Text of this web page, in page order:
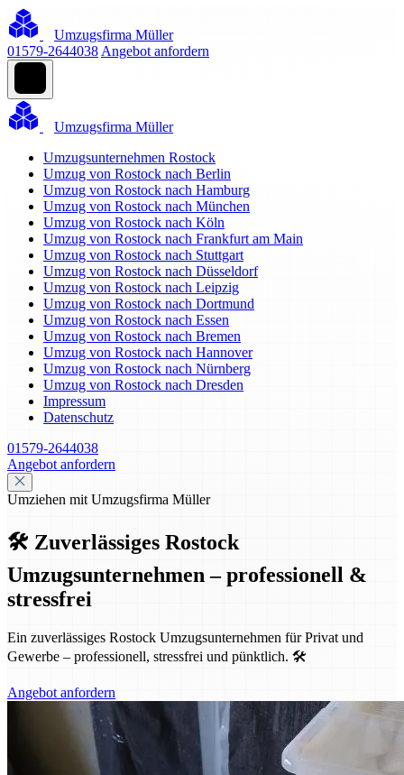
Umzugsfirma Müller
01579-2644038 Angebot anfordern
Umzugsfirma Müller
Umzugsunternehmen Rostock
Umzug von Rostock nach Berlin
Umzug von Rostock nach Hamburg
Umzug von Rostock nach München
Umzug von Rostock nach Köln
Umzug von Rostock nach Frankfurt am Main
Umzug von Rostock nach Stuttgart
Umzug von Rostock nach Düsseldorf
Umzug von Rostock nach Leipzig
Umzug von Rostock nach Dortmund
Umzug von Rostock nach Essen
Umzug von Rostock nach Bremen
Umzug von Rostock nach Hannover
Umzug von Rostock nach Nürnberg
Umzug von Rostock nach Dresden
Impressum
Datenschutz
01579-2644038
Angebot anfordern
Umziehen mit Umzugsfirma Müller
🛠️ Zuverlässiges Rostock
Umzugsunternehmen – professionell &
stressfrei
Ein zuverlässiges Rostock Umzugsunternehmen für Privat und
Gewerbe – professionell, stressfrei und pünktlich. 🛠️
Angebot anfordern